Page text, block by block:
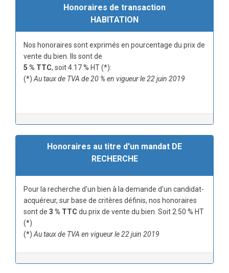
Honoraires de transaction
HABITATION
Nos honoraires sont exprimés en pourcentage du prix de
vente du bien. Ils sont de
5 % TTC, soit 4.17 % HT (*):
(*) Au taux de TVA de 20 % en vigueur le 22 juin 2019
Honoraires au titre d'un mandat DE
RECHERCHE
Pour la recherche d'un bien à la demande d'un candidat-
acquéreur, sur base de critères définis, nos honoraires
sont de 3 % TTC du prix de vente du bien. Soit 2.50 % HT
(*)
(*) Au taux de TVA en vigueur le 22 juin 2019